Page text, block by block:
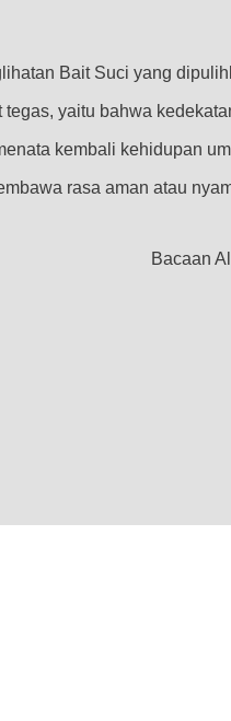
Bait Suci yang
tegas, yaitu bahwa
kembali kehidupan
rasa aman atau
Bacaan